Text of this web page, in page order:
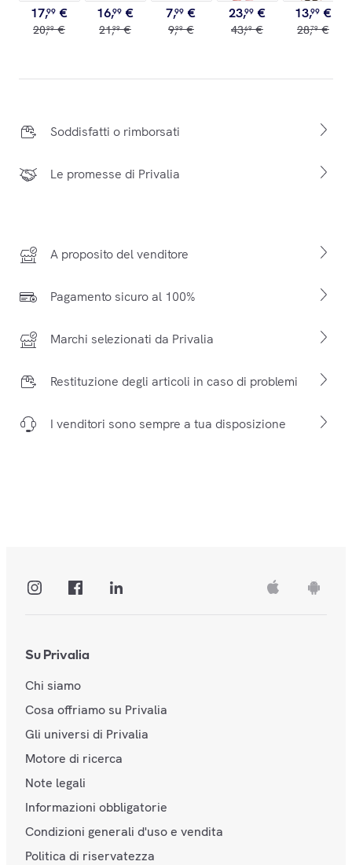
17,99 €
20,99 €
16,99 €
21,99 €
7,99 €
9,99 €
23,99 €
43,69 €
13,99 €
28,79 €
Soddisfatti o rimborsati
Le promesse di Privalia
A proposito del venditore
Pagamento sicuro al 100%
Marchi selezionati da Privalia
Restituzione degli articoli in caso di problemi
I venditori sono sempre a tua disposizione
Su Privalia
Chi siamo
Cosa offriamo su Privalia
Gli universi di Privalia
Motore di ricerca
Note legali
Informazioni obbligatorie
Condizioni generali d'uso e vendita
Politica di riservatezza